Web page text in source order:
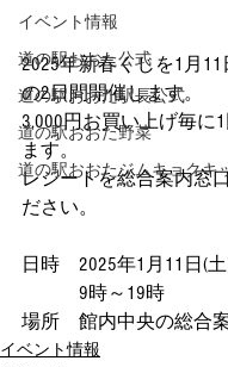
イベント情報
道の駅おおた公式
道の駅おおた駅長公式
道の駅おおた野菜
道の駅おおたジムキョクキ
2025年新春くじを1月11
の2日間開催します。
3,000円お買い上げ毎に
ます。
レシートを総合案内窓
ださい。
日時　2025年1月11日(
9時～19時
場所　館内中央の総合
イベント情報